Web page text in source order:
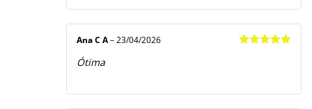
Ana C A– 23/04/2026
Ótima